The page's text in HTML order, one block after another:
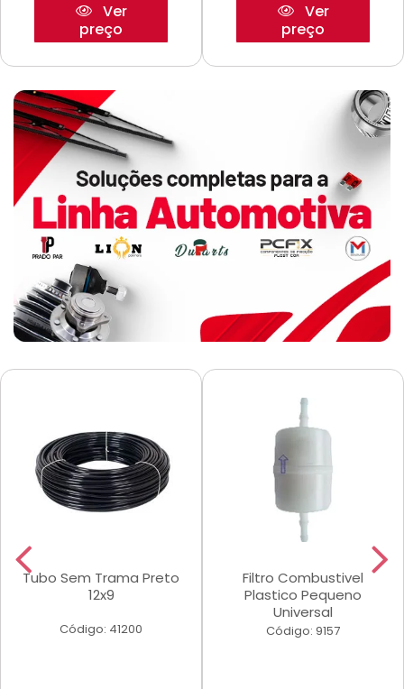
Ver
preço
Ver
preço
Tubo Sem Trama Preto
12x9
Código: 41200
Filtro Combustivel
Plastico Pequeno
Universal
Código: 9157